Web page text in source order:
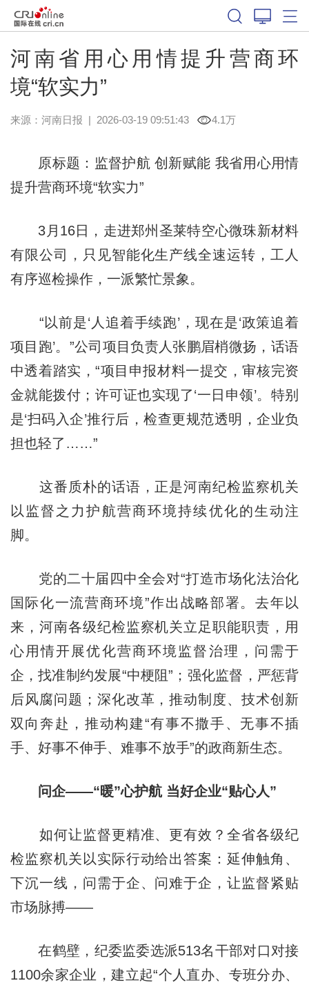
河南省用心用情提升营商环
境“软实力”
来源： 河南日报 | 2026-03-19 09:51:43 4.1万
原标题：监督护航 创新赋能 我省用心用情
提升营商环境“软实力”
3月16日，走进郑州圣莱特空心微珠新材料
有限公司，只见智能化生产线全速运转，工人
有序巡检操作，一派繁忙景象。
“以前是‘人追着手续跑’，现在是‘政策追着
项目跑’。”公司项目负责人张鹏眉梢微扬，话语
中透着踏实，“项目申报材料一提交，审核完资
金就能拨付；许可证也实现了‘一日申领’。特别
是‘扫码入企’推行后，检查更规范透明，企业负
担也轻了……”
这番质朴的话语，正是河南纪检监察机关
以监督之力护航营商环境持续优化的生动注
脚。
党的二十届四中全会对“打造市场化法治化
国际化一流营商环境”作出战略部署。去年以
来，河南各级纪检监察机关立足职能职责，用
心用情开展优化营商环境监督治理，问需于
企，找准制约发展“中梗阻”；强化监督，严惩背
后风腐问题；深化改革，推动制度、技术创新
双向奔赴，推动构建“有事不撒手、无事不插
手、好事不伸手、难事不放手”的政商新生态。
问企——“暖”心护航 当好企业“贴心人”
如何让监督更精准、更有效？全省各级纪
检监察机关以实际行动给出答案：延伸触角、
下沉一线，问需于企、问难于企，让监督紧贴
市场脉搏——
在鹤壁，纪委监委选派513名干部对口对接
1100余家企业，建立起“个人直办、专班分办、